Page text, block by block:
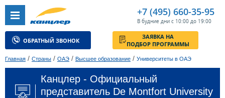
+7 (495) 660-35-95
В будние дни с 10:00 до 19:00
ОБРАТНЫЙ ЗВОНОК
ЗАЯВКА НА
ПОДБОР ПРОГРАММЫ
Главная / Страны / ОАЭ / Высшее образование / Университеты в ОАЭ
Канцлер - Официальный
представитель De Montfort University